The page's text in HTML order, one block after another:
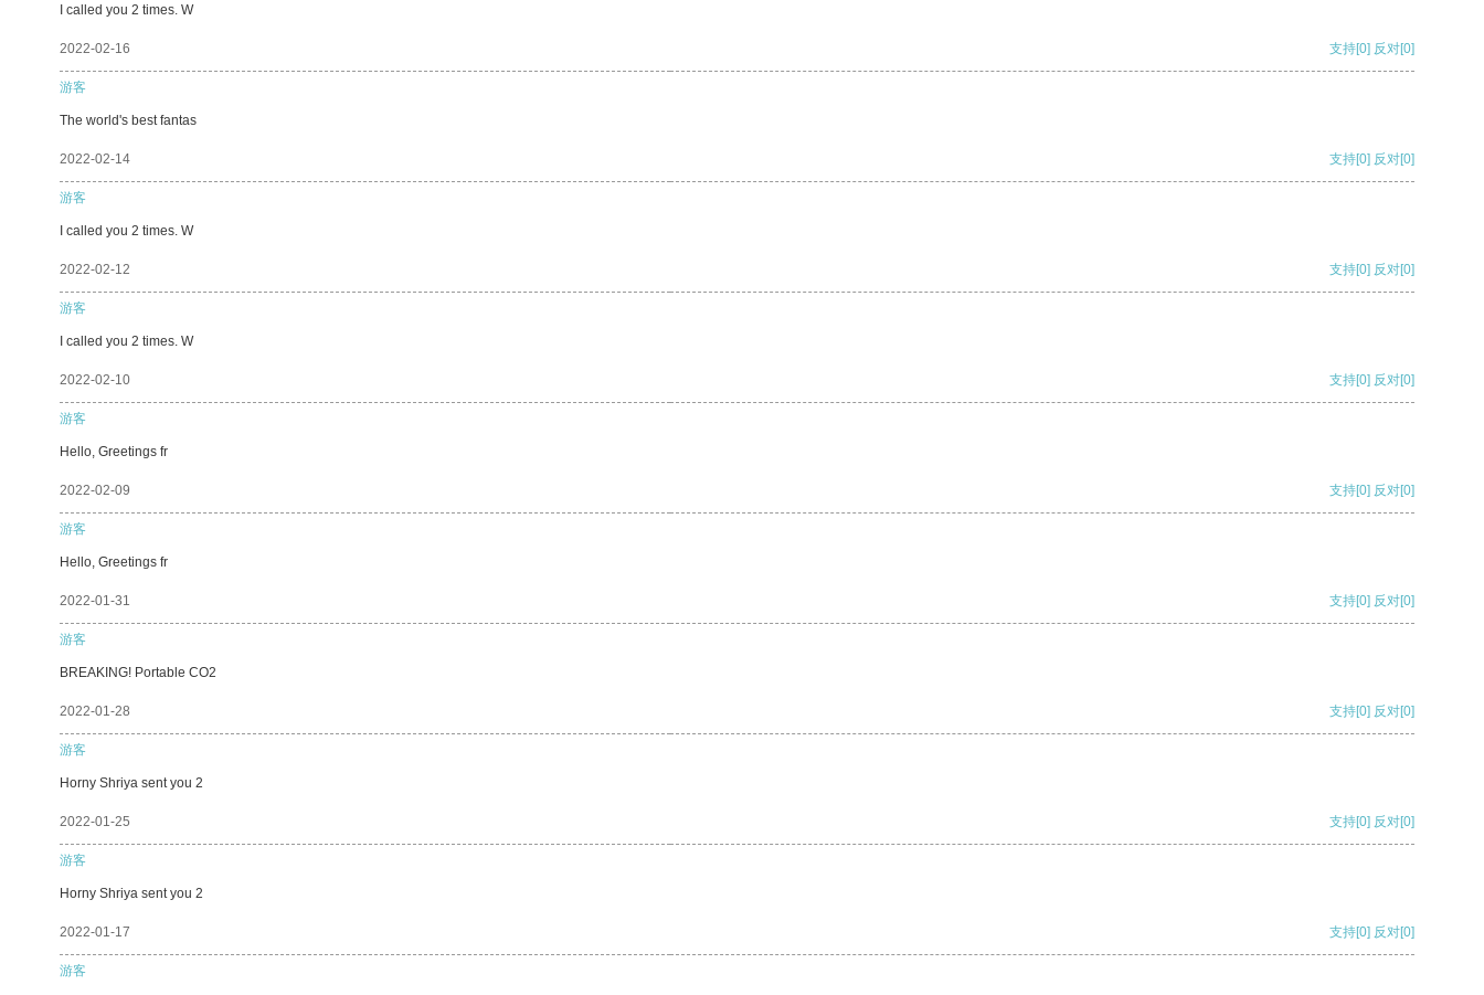
I called you 2 times. W
2022-02-16 支持[0] 反对[0]
游客
The world's best fantas
2022-02-14 支持[0] 反对[0]
游客
I called you 2 times. W
2022-02-12 支持[0] 反对[0]
游客
I called you 2 times. W
2022-02-10 支持[0] 反对[0]
游客
Hello, Greetings fr
2022-02-09 支持[0] 反对[0]
游客
Hello, Greetings fr
2022-01-31 支持[0] 反对[0]
游客
BREAKING! Portable CO2
2022-01-28 支持[0] 反对[0]
游客
Horny Shriya sent you 2
2022-01-25 支持[0] 反对[0]
游客
Horny Shriya sent you 2
2022-01-17 支持[0] 反对[0]
游客